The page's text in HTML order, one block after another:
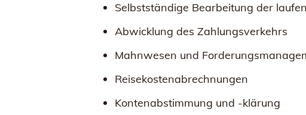
Selbstständige Bearbeitung der
Abwicklung des Zahlungsverkehrs
Mahnwesen und
Reisekostenabrechnungen
Kontenabstimmung und -klärung